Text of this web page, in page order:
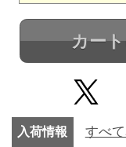
カー
入荷情報 すべ